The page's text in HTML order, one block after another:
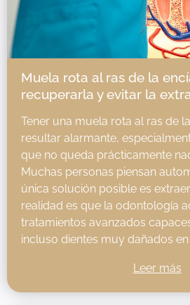
Muela rota al ras de la
recuperarla y evitar la
Tener una muela rota al ras de
resultar alarmante,
que no queda prácticamente
Muchas personas piensan
única solución posible es
realidad es que la odontología
tratamientos avanzados
incluso dientes muy dañados
Leer más